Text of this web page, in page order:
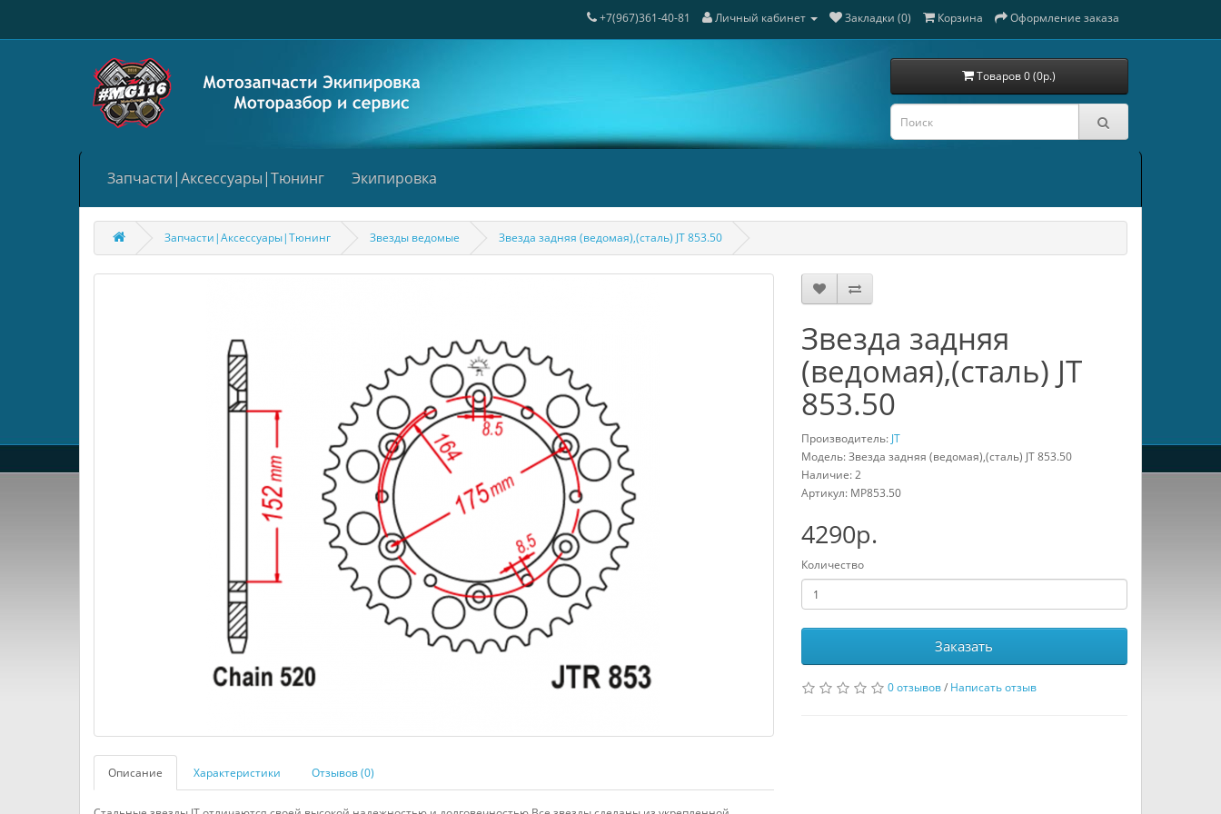
+7(967)361-40-81 Личный кабинет Закладки (0) Корзина Оформление заказа
Товаров 0 (0р.)
Запчасти|Аксессуары|Тюнинг Экипировка
Запчасти|Аксессуары|Тюнинг Звезды ведомые Звезда задняя (ведомая),(сталь) JT 853.50
Описание Характеристики Отзывов (0)
Звезда задняя
(ведомая),(сталь) JT
853.50
Производитель: JT
Модель: Звезда задняя (ведомая),(сталь) JT 853.50
Наличие: 2
Артикул: MP853.50
4290р.
Количество
Заказать
0 отзывов/ Написать отзыв